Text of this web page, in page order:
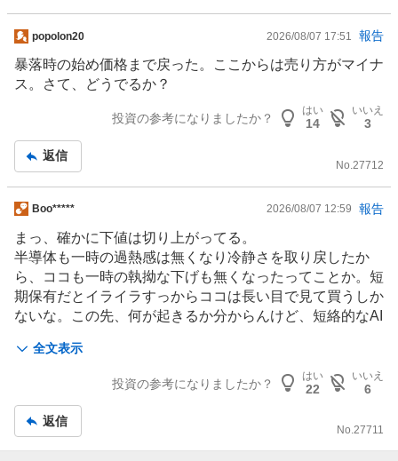
0
%
掲
示
板
記
popolon20 2026/08/07 17:51 報告
暴落時の始め価格まで戻った。ここからは売り方がマイナ
ス。さて、どうでるか？
投資の参考になりましたか？
はい
14
いいえ
3
返信
No. 27712
掲
示
板
記
事
Boo***** 2026/08/07 12:59 報告
全文表示
まっ、確かに下値は切り上がってる。
半導体も一時の過熱感は無くなり冷静さを取り戻したか
ら、ココも一時の執拗な下げも無くなったってことか。短
期保有だとイライラすっからココは長い目で見て買うしか
ないな。この先、何が起きるか分からんけど、短絡的なAI
投資の参考になりましたか？
はい
22
いいえ
6
返信
No.27711